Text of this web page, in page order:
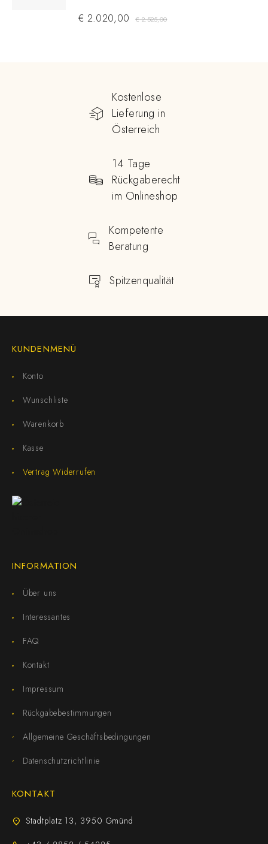
€2.525,00
€ 2.020,00
Kostenlose
Lieferung in
Österreich
14 Tage
Rückgaberecht
im Onlineshop
Kompetente
Beratung
Spitzenqualität
KUNDENMENÜ
Konto
Wunschliste
Warenkorb
Kasse
Vertrag Widerrufen
INFORMATION
Über uns
Interessantes
FAQ
Kontakt
Impressum
Rückgabebestimmungen
Allgemeine Geschäftsbedingungen
Datenschutzrichtlinie
KONTAKT
Stadtplatz 13, 3950 Gmünd